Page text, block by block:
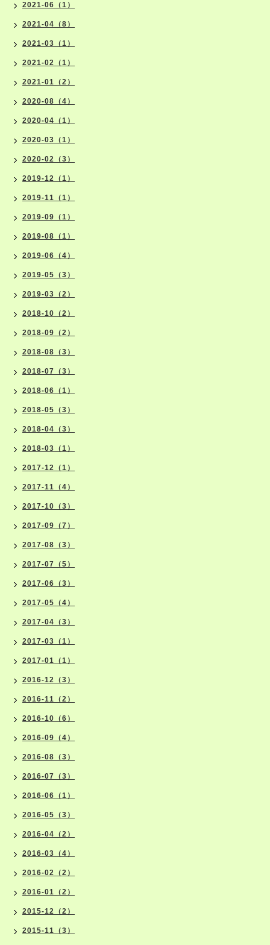
2021-06（1）
2021-04（8）
2021-03（1）
2021-02（1）
2021-01（2）
2020-08（4）
2020-04（1）
2020-03（1）
2020-02（3）
2019-12（1）
2019-11（1）
2019-09（1）
2019-08（1）
2019-06（4）
2019-05（3）
2019-03（2）
2018-10（2）
2018-09（2）
2018-08（3）
2018-07（3）
2018-06（1）
2018-05（3）
2018-04（3）
2018-03（1）
2017-12（1）
2017-11（4）
2017-10（3）
2017-09（7）
2017-08（3）
2017-07（5）
2017-06（3）
2017-05（4）
2017-04（3）
2017-03（1）
2017-01（1）
2016-12（3）
2016-11（2）
2016-10（6）
2016-09（4）
2016-08（3）
2016-07（3）
2016-06（1）
2016-05（3）
2016-04（2）
2016-03（4）
2016-02（2）
2016-01（2）
2015-12（2）
2015-11（3）